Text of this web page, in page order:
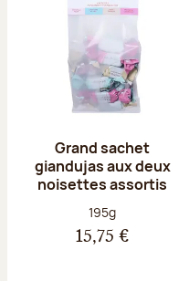
Grand sachet
giandujas aux deux
noisettes assortis
Poids net :
195g
15,75 €